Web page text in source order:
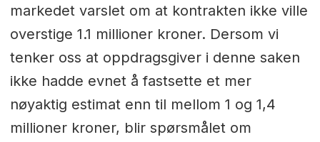
markedet varslet om at kontrakten ikke ville
overstige 1.1 millioner kroner. Dersom vi
tenker oss at oppdragsgiver i denne saken
ikke hadde evnet å fastsette et mer
nøyaktig estimat enn til mellom 1 og 1,4
millioner kroner, blir spørsmålet om